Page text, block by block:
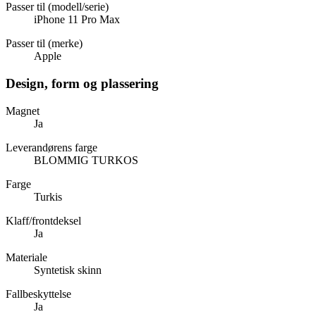
Passer til (modell/serie)
iPhone 11 Pro Max
Passer til (merke)
Apple
Design, form og plassering
Magnet
Ja
Leverandørens farge
BLOMMIG TURKOS
Farge
Turkis
Klaff/frontdeksel
Ja
Materiale
Syntetisk skinn
Fallbeskyttelse
Ja